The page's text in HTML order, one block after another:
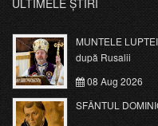
MUNTELE
după Rusalii
08 Aug 2026
SFÂNTUL